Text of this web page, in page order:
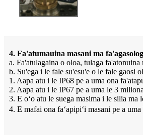
4. Fa'atumauina masani ma
a. Fa'atulagaina o oloa, tulaga
b. Su'ega i le fale su'esu'e o le fale gaosi
1. Aapa atu i le IP68 pe a uma ona
2. Aapa atu i le IP67 pe a uma le 3
3. E oʻo atu le suega masima i le silia ma
4. E mafai ona faʻapipiʻi masani pe a